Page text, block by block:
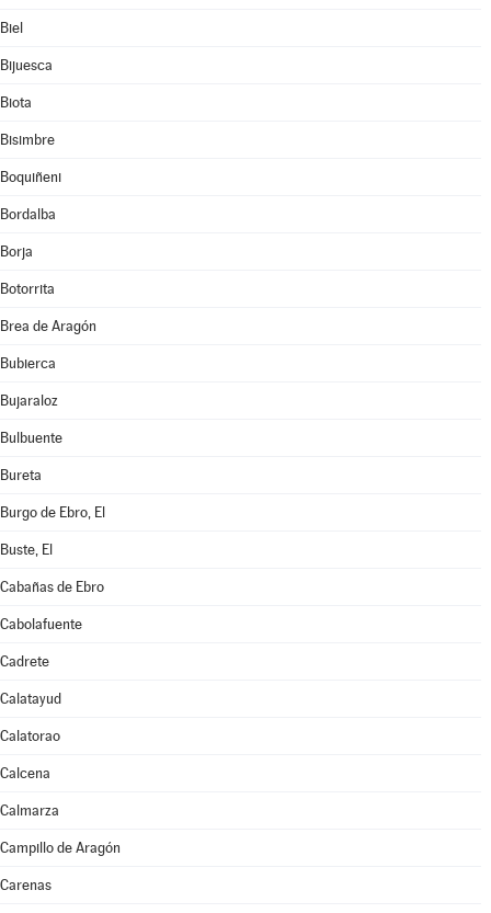
Biel
Bijuesca
Biota
Bisimbre
Boquiñeni
Bordalba
Borja
Botorrita
Brea de Aragón
Bubierca
Bujaraloz
Bulbuente
Bureta
Burgo de Ebro, El
Buste, El
Cabañas de Ebro
Cabolafuente
Cadrete
Calatayud
Calatorao
Calcena
Calmarza
Campillo de Aragón
Carenas